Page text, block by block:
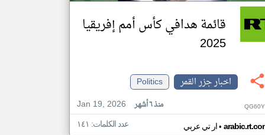
قائمة هدافي كأس أمم إفريقيا
2025
اخبار جزر القمر
Politics
Jan 19, 2026
منذ ٦ أشهر
ار تي عربي• عدد الكلمات: ١٤١